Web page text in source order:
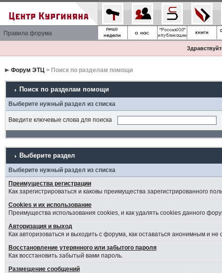
Правила форума
Форум ЭТЦ> Поиск по разделам помощи
Поиск по разделам помощи
Выберите нужный раздел из списка
Введите ключевые слова для поиска
Выберите раздел
Выберите нужный раздел из списка
Преимущества регистрации
Как зарегистрироваться и каковы преимущества зарегистрированного
Cookies и их использование
Преимущества использования cookies, и как удалять cookies данного
Авторизация и выход
Как авторизоваться и выходить с форума, как оставаться анонимным и
Восстановление утерянного или забытого пароля
Как восстановить забытый вами пароль.
Размещение сообщений